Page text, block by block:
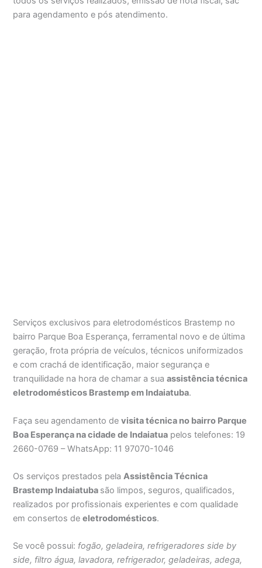
para agendamento e pós atendimento.
Serviços exclusivos para eletrodomésticos Brastemp no
bairro Parque Boa Esperança, ferramental novo e de última
geração, frota própria de veículos, técnicos uniformizados
e com crachá de identificação, maior segurança e
tranquilidade na hora de chamar a suaassistência técnica
eletrodomésticos Brastemp em Indaiatuba.
Faça seu agendamento devisita técnica no bairro Parque
Boa Esperança na cidade de Indaiatua pelos telefones: 19
2660-0769 – WhatsApp: 11 97070-1046
Os serviços prestados pelaAssistência Técnica
Brastemp Indaiatuba são limpos, seguros, qualificados,
realizados por profissionais experientes e com qualidade
em consertos deeletrodomésticos.
Se você possui: fogão, geladeira, refrigeradores side by
side, filtro água, lavadora, refrigerador, geladeiras, adega,